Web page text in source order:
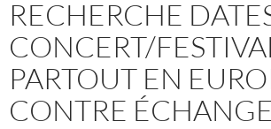
RECHERCHE
CONCERT/FESTIVAL
PARTOUT EN
CONTRE